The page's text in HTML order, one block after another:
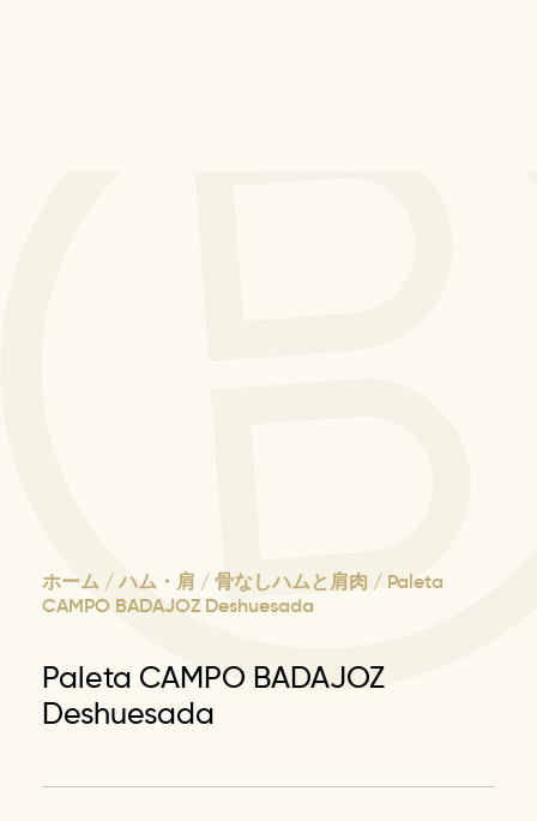
ホーム /ハム・肩 / 骨なしハムと肩肉 / Paleta
CAMPO BADAJOZ Deshuesada
Paleta CAMPO BADAJOZ
Deshuesada